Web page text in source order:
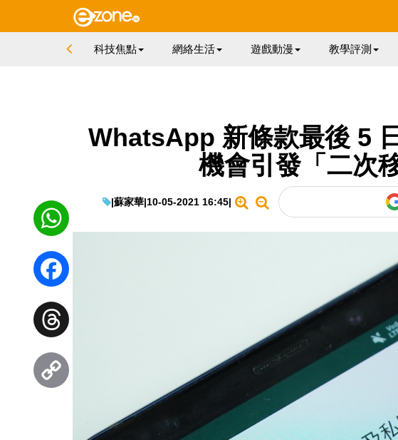
科技焦點 網絡生活 遊戲動漫 教學評測
WhatsApp 新條款最後 5
機會引發「二次
|蘇家華|10-05-2021 16:45|
WhatsApp
Facebook
Threads